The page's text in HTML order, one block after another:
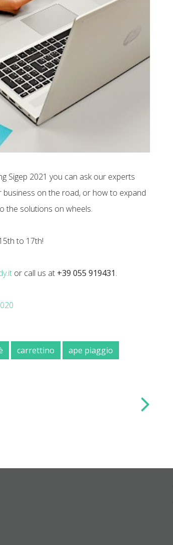
Sigep 2021 you can ask our experts
on the road, or how to expand
the solutions on wheels.
to 17th!
or call us at +39 055 919431.
carrettino ape piaggio